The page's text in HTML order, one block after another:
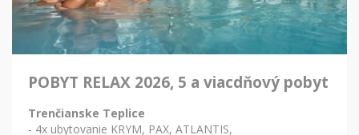
POBYT RELAX 2026, 5 a viacdňový pobyt
Trenčianske Teplice
- 4x ubytovanie KRYM, PAX, ATLANTIS,